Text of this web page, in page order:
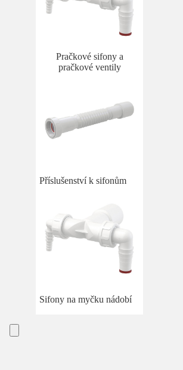
Pračkové sifony a
pračkové ventily
Příslušenství k sifonům
Sifony na myčku nádobí